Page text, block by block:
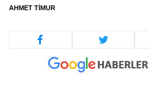
AHMET TIMUR